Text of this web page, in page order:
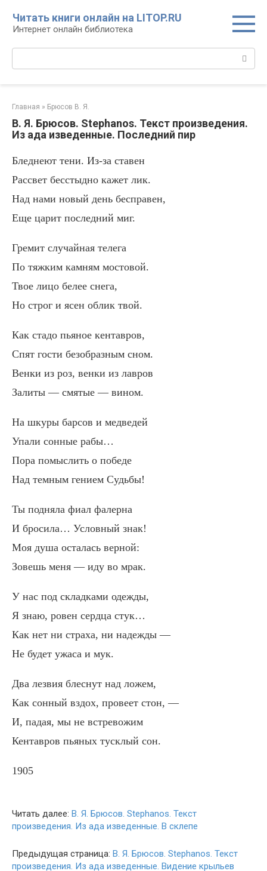
контенту
Читать книги онлайн на LITOP.RU
Интернет онлайн библиотека
Главная » Брюсов В. Я.
В. Я. Брюсов. Stephanos. Текст произведения.
Из ада изведенные. Последний пир
Бледнеют тени. Из-за ставен
Рассвет бесстыдно кажет лик.
Над нами новый день бесправен,
Еще царит последний миг.
Гремит случайная телега
По тяжким камням мостовой.
Твое лицо белее снега,
Но строг и ясен облик твой.
Как стадо пьяное кентавров,
Спят гости безобразным сном.
Венки из роз, венки из лавров
Залиты — смятые — вином.
На шкуры барсов и медведей
Упали сонные рабы…
Пора помыслить о победе
Над темным гением Судьбы!
Ты подняла фиал фалерна
И бросила… Условный знак!
Моя душа осталась верной:
Зовешь меня — иду во мрак.
У нас под складками одежды,
Я знаю, ровен сердца стук…
Как нет ни страха, ни надежды —
Не будет ужаса и мук.
Два лезвия блеснут над ложем,
Как сонный вздох, провеет стон, —
И, падая, мы не встревожим
Кентавров пьяных тусклый сон.
1905
Читать далее: В. Я. Брюсов. Stephanos. Текст
произведения. Из ада изведенные. В склепе
Предыдущая страница: В. Я. Брюсов. Stephanos. Текст
произведения. Из ада изведенные. Видение крыльев